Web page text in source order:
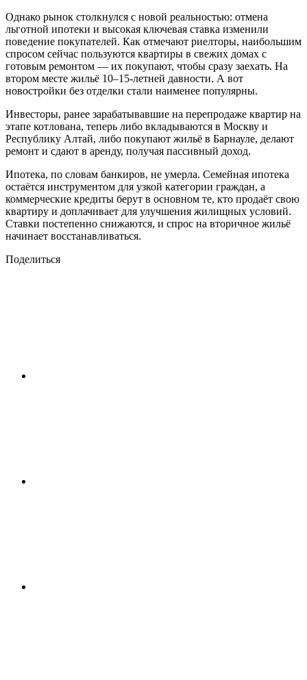
Однако рынок столкнулся с новой реальностью: отмена
льготной ипотеки и высокая ключевая ставка изменили
поведение покупателей. Как отмечают риелторы, наибольшим
спросом сейчас пользуются квартиры в свежих домах с
готовым ремонтом — их покупают, чтобы сразу заехать. На
втором месте жильё 10–15-летней давности. А вот
новостройки без отделки стали наименее популярны.
Инвесторы, ранее зарабатывавшие на перепродаже квартир на
этапе котлована, теперь либо вкладываются в Москву и
Республику Алтай, либо покупают жильё в Барнауле, делают
ремонт и сдают в аренду, получая пассивный доход.
Ипотека, по словам банкиров, не умерла. Семейная ипотека
остаётся инструментом для узкой категории граждан, а
коммерческие кредиты берут в основном те, кто продаёт свою
квартиру и доплачивает для улучшения жилищных условий.
Ставки постепенно снижаются, и спрос на вторичное жильё
начинает восстанавливаться.
Поделиться